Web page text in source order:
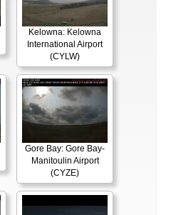
Kelowna: Kelowna
International Airport
(CYLW)
Gore Bay: Gore Bay-
Manitoulin Airport
(CYZE)